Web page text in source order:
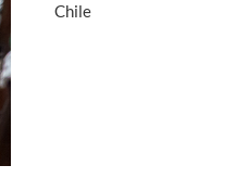
Chile